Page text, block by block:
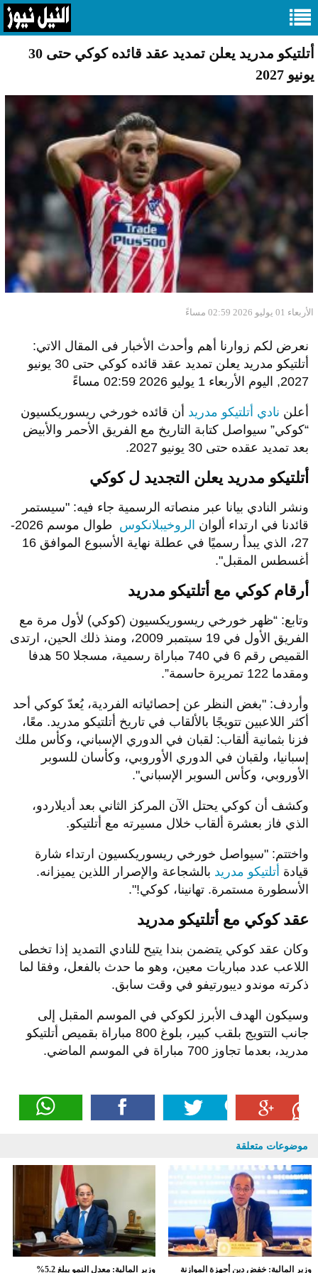
أتلتيكو مدريد يعلن تمديد عقد قائده كوكي حتى 30
يونيو 2027
الأربعاء 01 يوليو 2026 02:59 مساءً
نعرض لكم زوارنا أهم وأحدث الأخبار فى المقال الاتي:
أتلتيكو مدريد يعلن تمديد عقد قائده كوكي حتى 30 يونيو
2027, اليوم الأربعاء 1 يوليو 2026 02:59 مساءً
أعلن نادي أتلتيكو مدريد أن قائده خورخي ريسوريكسيون
“كوكي” سيواصل كتابة التاريخ مع الفريق الأحمر والأبيض
بعد تمديد عقده حتى 30 يونيو 2027.
أتلتيكو مدريد يعلن التجديد ل كوكي
ونشر النادي بيانا عبر منصاته الرسمية جاء فيه: "سيستمر
قائدنا في ارتداء ألوان الروخيبلانكوس
طوال موسم 2026-
27، الذي يبدأ رسميًا في عطلة نهاية الأسبوع الموافق 16
أغسطس المقبل".
أرقام كوكي مع أتلتيكو مدريد
وتابع: “ظهر خورخي ريسوريكسيون (كوكي) لأول مرة مع
الفريق الأول في 19 سبتمبر 2009، ومنذ ذلك الحين، ارتدى
القميص رقم 6 في 740 مباراة رسمية، مسجلا 50 هدفا
ومقدما 122 تمريرة حاسمة”.
وأردف: "بغض النظر عن إحصائياته الفردية، يُعدّ كوكي أحد
أكثر اللاعبين تتويجًا بالألقاب في تاريخ أتلتيكو مدريد. معًا،
فزنا بثمانية ألقاب: لقبان في الدوري الإسباني، وكأس ملك
إسبانيا، ولقبان في الدوري الأوروبي، وكأسان للسوبر
الأوروبي، وكأس السوبر الإسباني".
وكشف أن كوكي يحتل الآن المركز الثاني بعد أديلاردو،
الذي فاز بعشرة ألقاب خلال مسيرته مع أتلتيكو.
واختتم: "سيواصل خورخي ريسوريكسيون ارتداء شارة
قيادة أتلتيكو مدريد بالشجاعة والإصرار اللذين يميزانه.
الأسطورة مستمرة. تهانينا، كوكي!".
عقد كوكي مع أتلتيكو مدريد
وكان عقد كوكي يتضمن بندا يتيح للنادي التمديد إذا تخطى
اللاعب عدد مباريات معين، وهو ما حدث بالفعل، وفقا لما
ذكرته موندو ديبورتيفو في وقت سابق.
وسيكون الهدف الأبرز لكوكي في الموسم المقبل إلى
جانب التتويج بلقب كبير، بلوغ 800 مباراة بقميص أتلتيكو
مدريد، بعدما تجاوز 700 مباراة في الموسم الماضي.
موضوعات متعلقة
وزير المالية: خفض دين أجهزة الموازنة وزير المالية: معدل النمو يبلغ 5.2%